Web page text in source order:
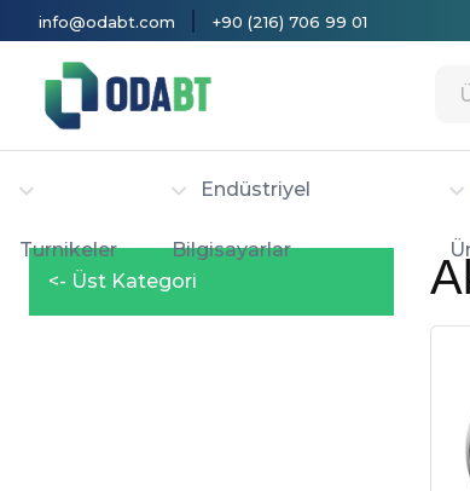
info@odabt.com | +90 (216) 706 99 01
Turnikeler
Endüstriyel
Bilgisayarlar
<- Üst Kategori